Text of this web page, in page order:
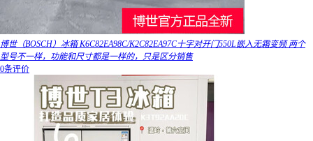
博世（BOSCH）冰箱 K6C82EA98C/K2C82EA97C十字对开门550L嵌入无霜变频 两个
型号不一样，功能和尺寸都是一样的，只是区分销售
0条评价